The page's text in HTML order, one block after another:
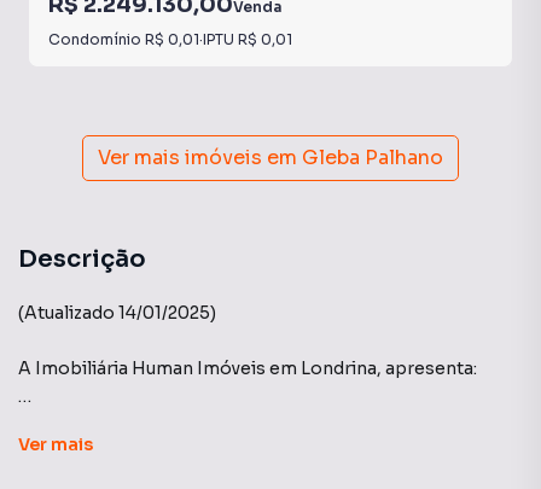
Venda
Condomínio R$ 0,01·IPTU R$ 0,01
Ver mais imóveis em Gleba Palhano
Descrição
(Atualizado 14/01/2025)
A Imobiliária Human Imóveis em Londrina, apresenta:
Ver mais